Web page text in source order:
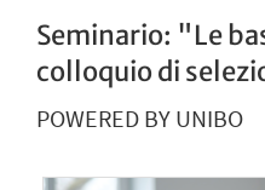
Seminario: "Le
colloquio di
POWERED BY UNIBO